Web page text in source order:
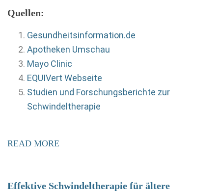
Quellen:
Gesundheitsinformation.de
Apotheken Umschau
Mayo Clinic
EQUIVert Webseite
Studien und Forschungsberichte zur
Schwindeltherapie
READ MORE
Effektive Schwindeltherapie für ältere